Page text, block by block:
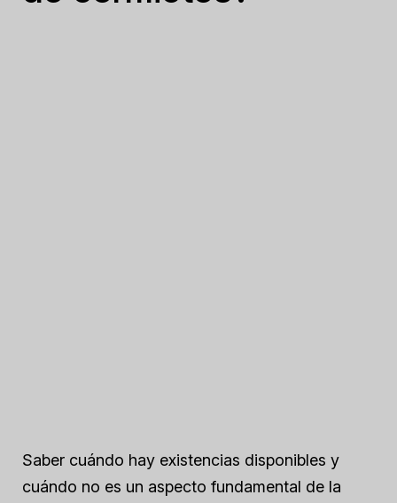
Saber cuándo hay existencias disponibles y
cuándo no es un aspecto fundamental de la